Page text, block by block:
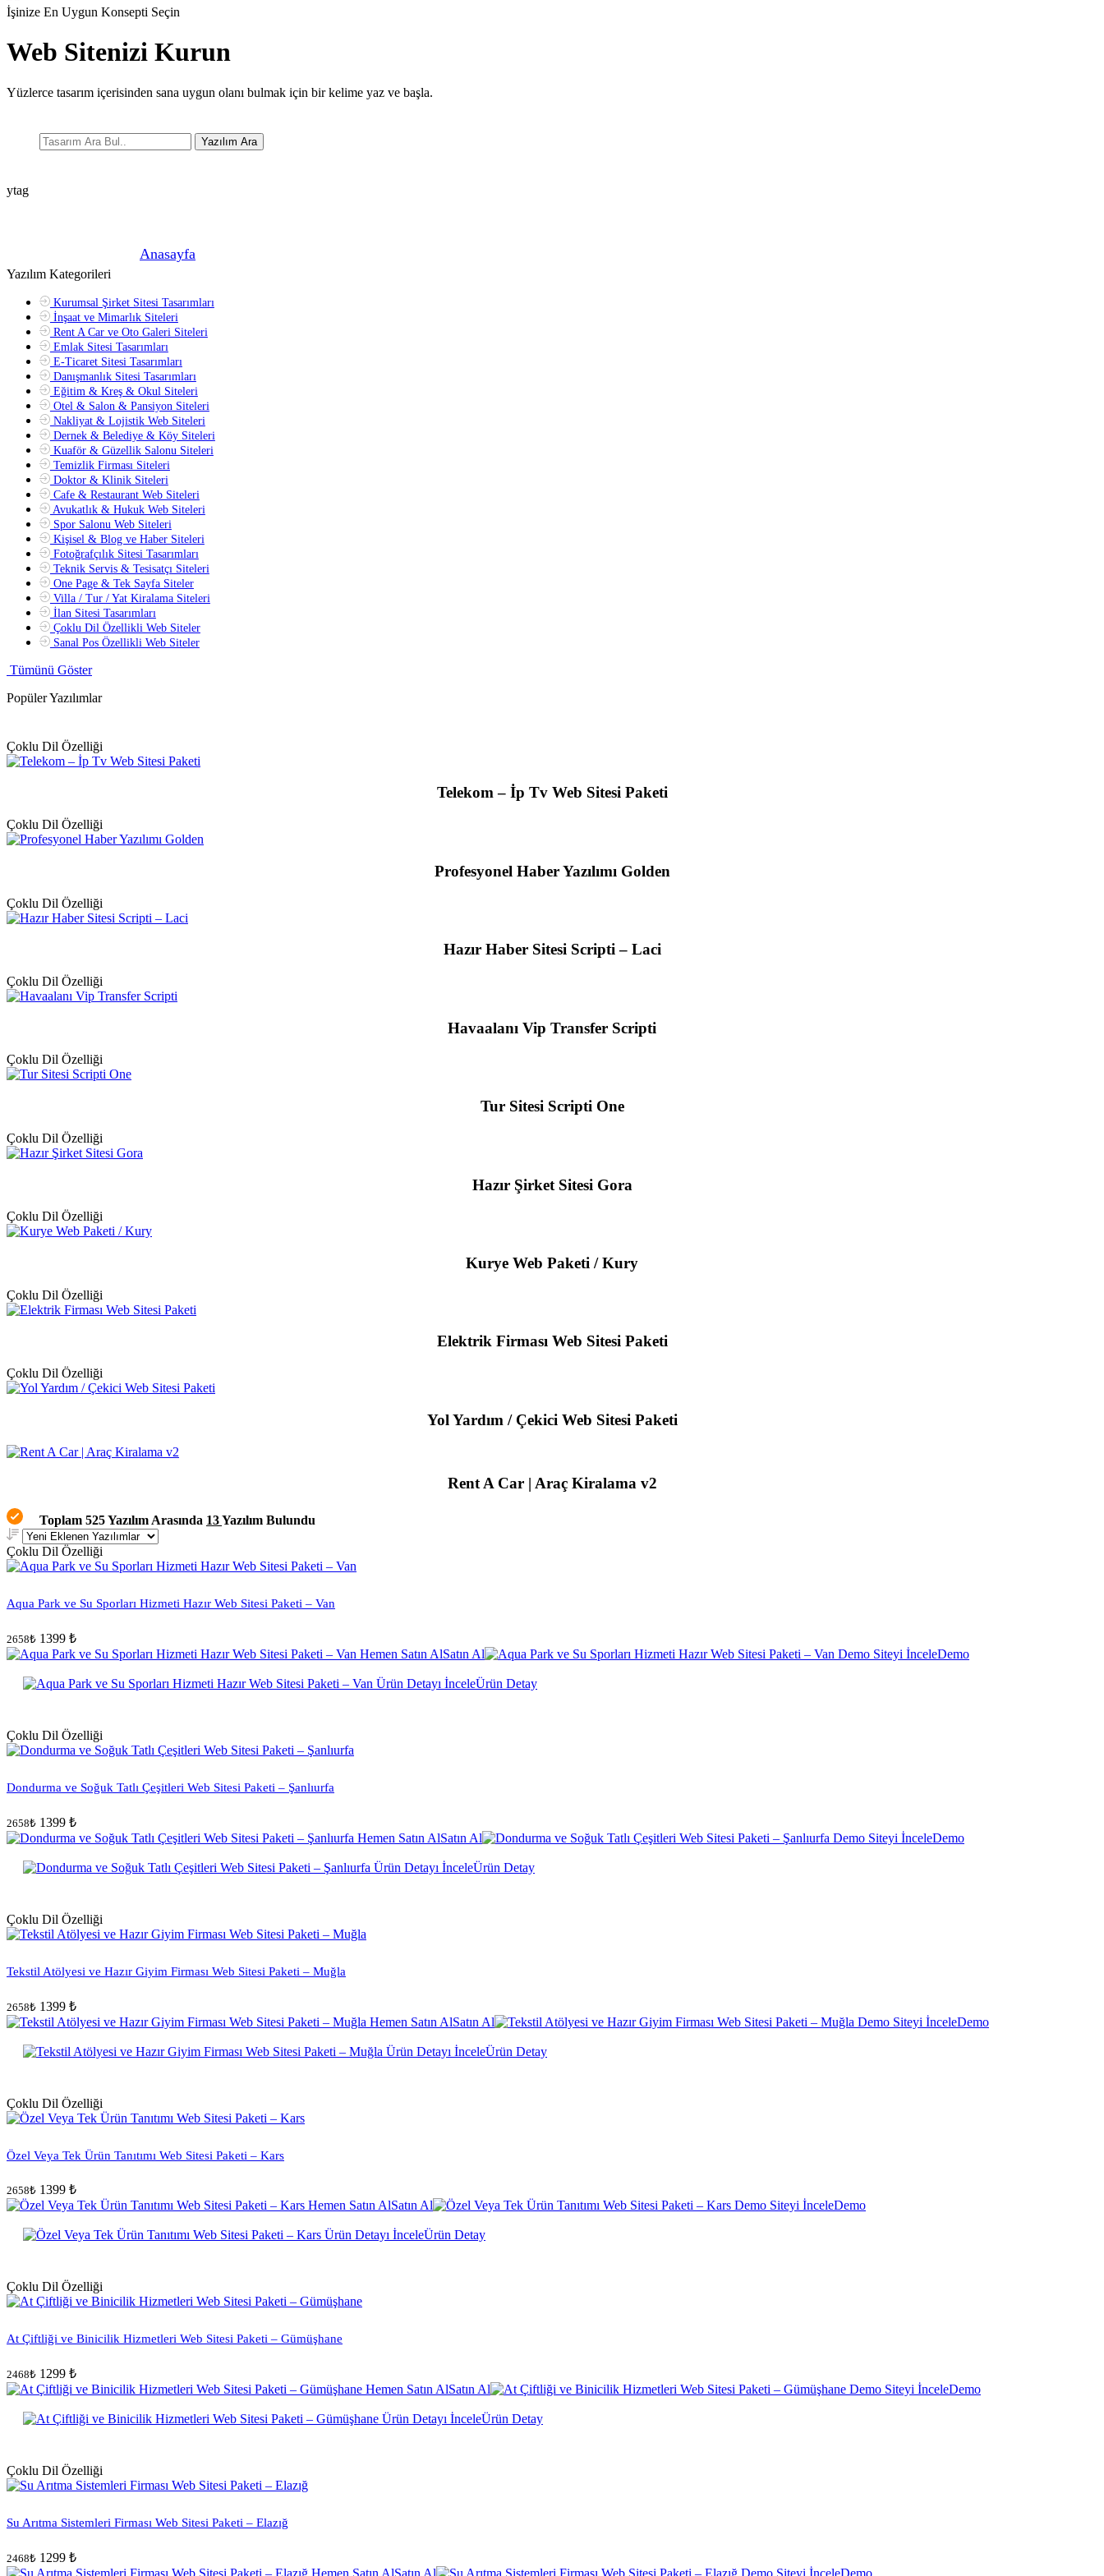
İşinize En Uygun Konsepti Seçin
Web Sitenizi Kurun
Yüzlerce tasarım içerisinden sana uygun olanı bulmak için bir kelime yaz ve başla.
Yazılım Ara
ytag
Anasayfa
Yazılım Kategorileri
Kurumsal Şirket Sitesi Tasarımları
İnşaat ve Mimarlık Siteleri
Rent A Car ve Oto Galeri Siteleri
Emlak Sitesi Tasarımları
E-Ticaret Sitesi Tasarımları
Danışmanlık Sitesi Tasarımları
Eğitim & Kreş & Okul Siteleri
Otel & Salon & Pansiyon Siteleri
Nakliyat & Lojistik Web Siteleri
Dernek & Belediye & Köy Siteleri
Kuaför & Güzellik Salonu Siteleri
Temizlik Firması Siteleri
Doktor & Klinik Siteleri
Cafe & Restaurant Web Siteleri
Avukatlık & Hukuk Web Siteleri
Spor Salonu Web Siteleri
Kişisel & Blog ve Haber Siteleri
Fotoğrafçılık Sitesi Tasarımları
Teknik Servis & Tesisatçı Siteleri
One Page & Tek Sayfa Siteler
Villa / Tur / Yat Kiralama Siteleri
İlan Sitesi Tasarımları
Çoklu Dil Özellikli Web Siteler
Sanal Pos Özellikli Web Siteler
Tümünü Göster
Popüler Yazılımlar
Çoklu Dil Özelliği
Telekom – İp Tv Web Sitesi Paketi
Çoklu Dil Özelliği
Profesyonel Haber Yazılımı Golden
Çoklu Dil Özelliği
Hazır Haber Sitesi Scripti – Laci
Çoklu Dil Özelliği
Havaalanı Vip Transfer Scripti
Çoklu Dil Özelliği
Tur Sitesi Scripti One
Çoklu Dil Özelliği
Hazır Şirket Sitesi Gora
Çoklu Dil Özelliği
Kurye Web Paketi / Kury
Çoklu Dil Özelliği
Elektrik Firması Web Sitesi Paketi
Çoklu Dil Özelliği
Yol Yardım / Çekici Web Sitesi Paketi
Rent A Car | Araç Kiralama v2
Toplam 525 Yazılım Arasında 13Yazılım Bulundu
Çoklu Dil Özelliği
Aqua Park ve Su Sporları Hizmeti Hazır Web Sitesi Paketi – Van
2658₺ 1399 ₺
Satın Al
Demo
Ürün Detay
Çoklu Dil Özelliği
Dondurma ve Soğuk Tatlı Çeşitleri Web Sitesi Paketi – Şanlıurfa
2658₺ 1399 ₺
Satın Al
Demo
Ürün Detay
Çoklu Dil Özelliği
Tekstil Atölyesi ve Hazır Giyim Firması Web Sitesi Paketi – Muğla
2658₺ 1399 ₺
Satın Al
Demo
Ürün Detay
Çoklu Dil Özelliği
Özel Veya Tek Ürün Tanıtımı Web Sitesi Paketi – Kars
2658₺ 1399 ₺
Satın Al
Demo
Ürün Detay
Çoklu Dil Özelliği
At Çiftliği ve Binicilik Hizmetleri Web Sitesi Paketi – Gümüşhane
2468₺ 1299 ₺
Satın Al
Demo
Ürün Detay
Çoklu Dil Özelliği
Su Arıtma Sistemleri Firması Web Sitesi Paketi – Elazığ
2468₺ 1299 ₺
Satın Al
Demo